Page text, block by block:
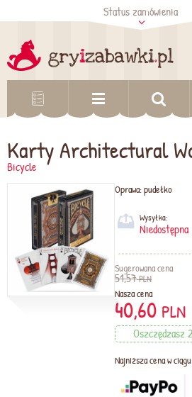
Sprawdź status
zamówienia
Status zamówienia
Karty Architectural
Bicycle
Oprawa:pudełko
Wysyłka:
Niedostępna
Sugerowana cena
51,57PLN
Nasza cena
40,60 PLN
Oszczędzasz
Najniższa cena w